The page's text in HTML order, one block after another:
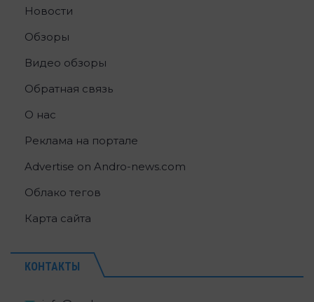
Новости
Обзоры
Видео обзоры
Обратная связь
О нас
Реклама на портале
Advertise on Andro-news.com
Облако тегов
Карта сайта
КОНТАКТЫ